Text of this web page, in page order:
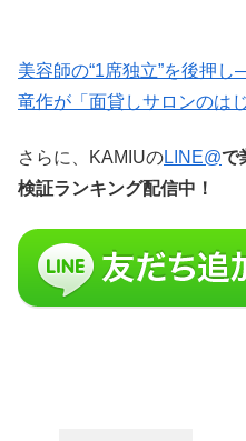
美容師の“1席独立”を後押
竜作が「面貸しサロンのは
さらに、KAMIUのLINE@で
検証ランキング配信中！